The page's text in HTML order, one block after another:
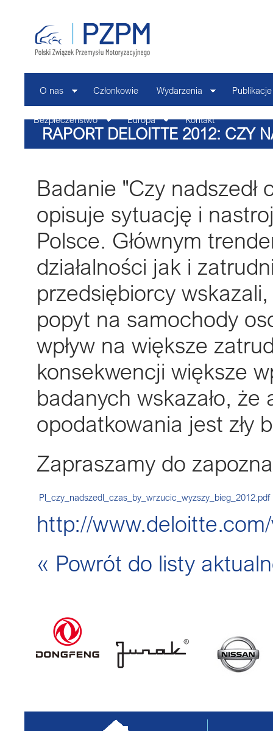
O nas Członkowie Wydarzenia Publikacje
Bezpieczeństwo Europa Kontakt
RAPORT DELOITTE 2012: CZY
Badanie "Czy nadszedł
opisuje sytuację i
Polsce. Głównym
działalności jak i
przedsiębiorcy
popyt na samochody
wpływ na większe
konsekwencji większe
badanych wskazało, że
opodatkowania jest zły
Zapraszamy do
Pl_czy_nadszedl_czas_by_wrzucic_wyzszy_bieg_2012.pdf
http://
« Powrót do listy